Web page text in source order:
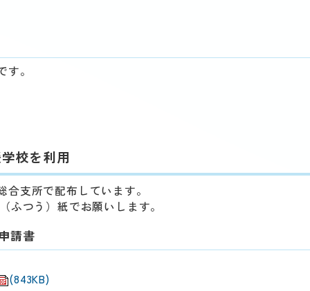
。
校を利用
支所で配布しています。
つう）紙でお願いします。
請書
(843KB)